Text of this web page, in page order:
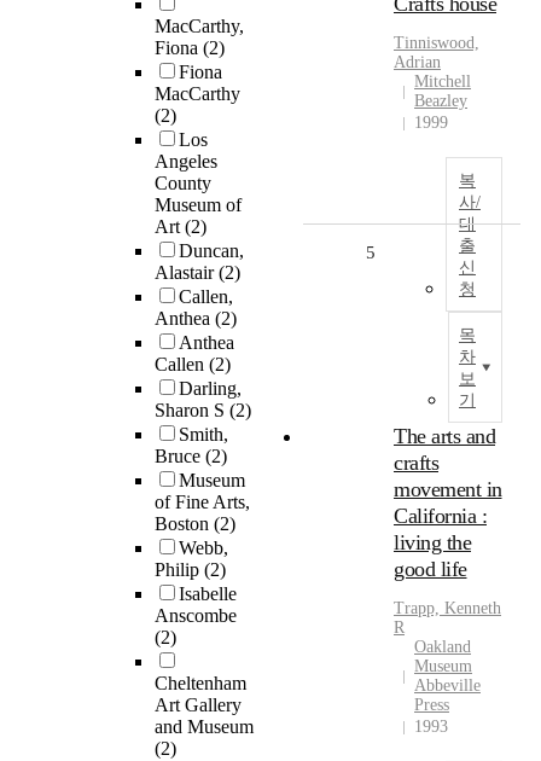
MacCarthy,
Fiona (2)
Fiona
MacCarthy
(2)
Los
Angeles
County
Museum of
Art(2)
Duncan,
Alastair(2)
Callen,
Anthea (2)
Anthea
Callen (2)
Darling,
Sharon S (2)
Smith,
Bruce (2)
Museum
of Fine Arts,
Boston (2)
Webb,
Philip (2)
Isabelle
Anscombe
(2)
Cheltenham
Art Gallery
and Museum
(2)
Tinniswood,
Adrian
Mitchell
Beazley
1999
복
사/
대
출
신
청
목
차
보
기
5
The arts and
crafts
movement in
California :
living the
good life
Trapp, Kenneth
R
Oakland
Museum
Abbeville
Press
1993